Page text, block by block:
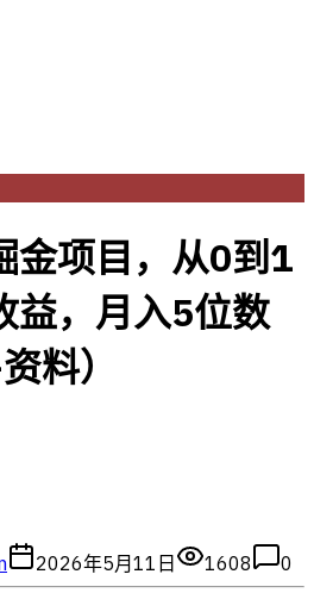
金项目，从0到1
益，月入5位数
料）
2026年5月11日 1608 0